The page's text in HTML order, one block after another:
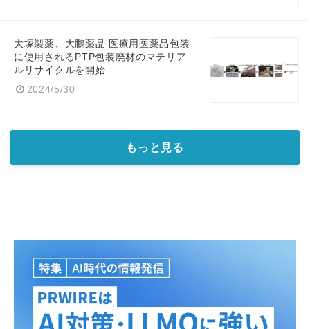
大塚製薬、大鵬薬品 医療用医薬品包装
に使用されるPTP包装廃材のマテリア
ルリサイクルを開始
2024/5/30
もっと見る